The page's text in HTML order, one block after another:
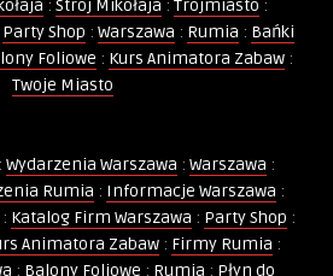
: Strój Mikołaja : Trójmiasto :
Party Shop : Warszawa : Rumia : Bańki
Foliowe : Kurs Animatora Zabaw:
Twoje Miasto
Wydarzenia Warszawa : Warszawa :
Rumia : Informacje Warszawa :
: Katalog Firm Warszawa : Party Shop :
Animatora Zabaw : Firmy Rumia :
: Balony Foliowe : Rumia : Płyn do